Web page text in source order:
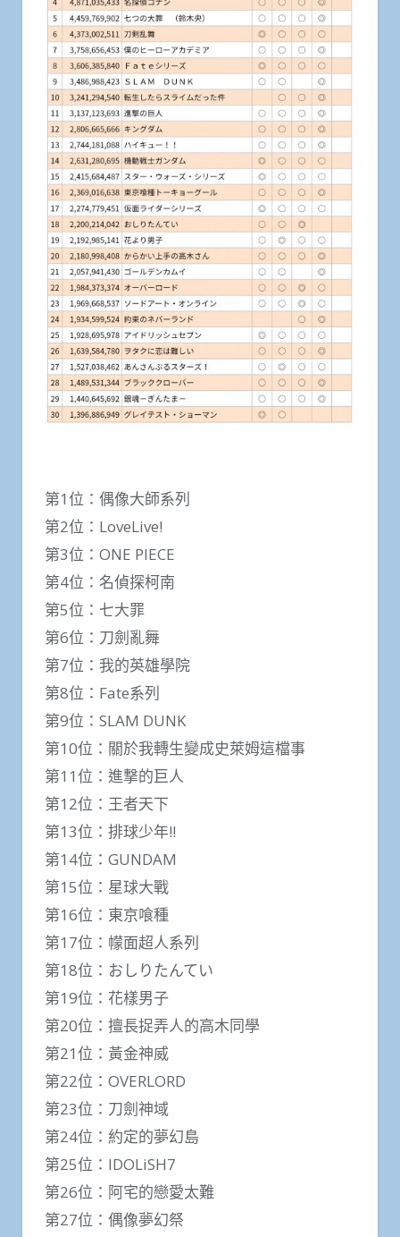
第1位：偶像大師系列
第2位：LoveLive!
第3位：ONE PIECE
第4位：名偵探柯南
第5位：七大罪
第6位：刀劍亂舞
第7位：我的英雄學院
第8位：Fate系列
第9位：SLAM DUNK
第10位：關於我轉生變成史萊姆這檔事
第11位：進撃的巨人
第12位：王者天下
第13位：排球少年!!
第14位：GUNDAM
第15位：星球大戰
第16位：東京喰種
第17位：幪面超人系列
第18位：おしりたんてい
第19位：花樣男子
第20位：擅長捉弄人的高木同學
第21位：黃金神威
第22位：OVERLORD
第23位：刀劍神域
第24位：約定的夢幻島
第25位：IDOLiSH7
第26位：阿宅的戀愛太難
第27位：偶像夢幻祭